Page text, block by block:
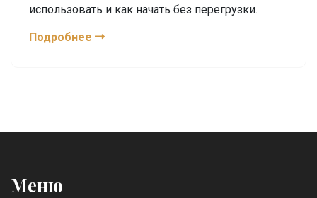
использовать и как начать без перегрузки.
Подробнее
Меню